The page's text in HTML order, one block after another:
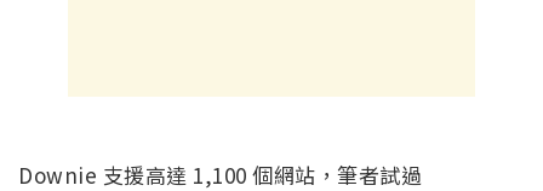
Downie 支援高達 1,100 個網站，筆者試過